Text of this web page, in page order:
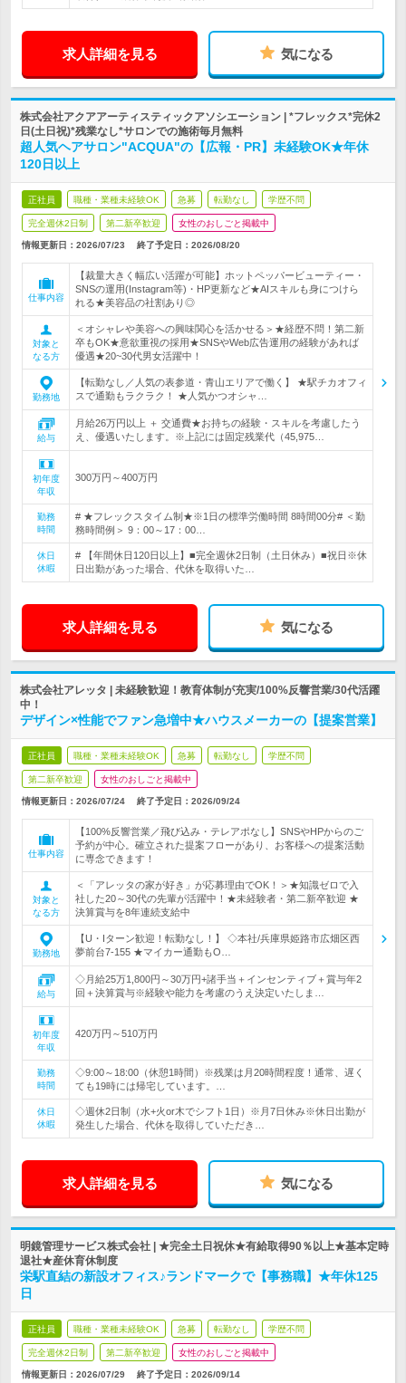
求人詳細を見る 気になる
株式会社アクアアーティスティックアソシエーション | *フレックス*完休2
日(土日祝)*残業なし*サロンでの施術毎月無料
超人気ヘアサロン"ACQUA"の【広報・PR】未経験OK★年休
120日以上
正社員 職種・業種未経験OK 急募 転勤なし 学歴不問
完全週休2日制 第二新卒歓迎 女性のおしごと掲載中
情報更新日：2026/07/23 終了予定日： 2026/08/20
仕事内容
【裁量大きく幅広い活躍が可能】ホットペッパービューティー・
SNSの運用(Instagram等)・HP更新など★AIスキルも身につけら
れる★美容品の社割あり◎
対象と
なる方
＜オシャレや美容への興味関心を活かせる＞★経歴不問！第二新
卒もOK★意欲重視の採用★SNSやWeb広告運用の経験があれば
優遇★20~30代男女活躍中！
勤務地
【転勤なし／人気の表参道・青山エリアで働く】 ★駅チカオフィ
スで通勤もラクラク！ ★人気かつオシャ…
給与
月給26万円以上 ＋ 交通費★お持ちの経験・スキルを考慮したう
え、優遇いたします。※上記には固定残業代（45,975…
初年度
年収
300万円～400万円
勤務
時間
# ★フレックスタイム制★※1日の標準労働時間 8時間00分# ＜勤
務時間例＞ 9：00～17：00…
休日
休暇
# 【年間休日120日以上】■完全週休2日制（土日休み）■祝日※休
日出勤があった場合、代休を取得いた…
求人詳細を見る 気になる
株式会社アレッタ | 未経験歓迎！教育体制が充実/100%反響営業/30代活躍
中！
デザイン×性能でファン急増中★ハウスメーカーの【提案営業】
正社員 職種・業種未経験OK 急募 転勤なし 学歴不問
第二新卒歓迎 女性のおしごと掲載中
情報更新日：2026/07/24 終了予定日： 2026/09/24
仕事内容
【100%反響営業／飛び込み・テレアポなし】SNSやHPからのご
予約が中心。確立された提案フローがあり、お客様への提案活動
に専念できます！
対象と
なる方
＜「アレッタの家が好き」が応募理由でOK！＞★知識ゼロで入
社した20～30代の先輩が活躍中！★未経験者・第二新卒歓迎 ★
決算賞与を8年連続支給中
勤務地
【U・Iターン歓迎！転勤なし！】 ◇本社/兵庫県姫路市広畑区西
夢前台7-155 ★マイカー通勤もO…
給与
◇月給25万1,800円～30万円+諸手当＋インセンティブ＋賞与年2
回＋決算賞与※経験や能力を考慮のうえ決定いたしま…
初年度
年収
420万円～510万円
勤務
時間
◇9:00～18:00（休憩1時間）※残業は月20時間程度！通常、遅く
ても19時には帰宅しています。…
休日
休暇
◇週休2日制（水+火or木でシフト1日）※月7日休み※休日出勤が
発生した場合、代休を取得していただき…
求人詳細を見る 気になる
明鏡管理サービス株式会社 | ★完全土日祝休★有給取得90％以上★基本定時
退社★産休育休制度
栄駅直結の新設オフィス♪ランドマークで【事務職】★年休125
日
正社員 職種・業種未経験OK 急募 転勤なし 学歴不問
完全週休2日制 第二新卒歓迎 女性のおしごと掲載中
情報更新日：2026/07/29 終了予定日： 2026/09/14